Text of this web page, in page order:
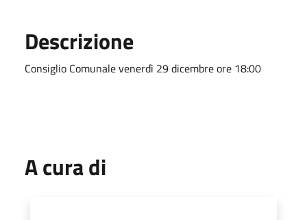
Descrizione
Consiglio Comunale venerdì 29 dicembre ore 18:00
A cura di